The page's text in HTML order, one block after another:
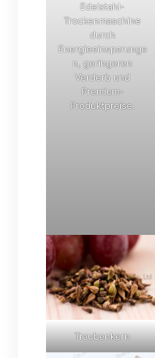
Edelstahl-
Trockenmaschine
durch
Energieeinsparunge
n, geringeren
Verderb und
Premium-
Produktpreise.
Traubenkern